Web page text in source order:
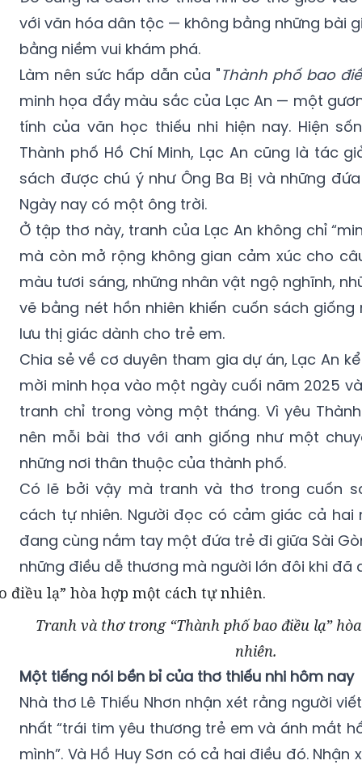
với văn hóa dân tộc — không bằng những bài
bằng niềm vui khám phá.
Làm nên sức hấp dẫn của "Thành phố bao
minh họa đầy màu sắc của Lạc An — một
tính của văn học thiếu nhi hiện nay. Hiện
Thành phố Hồ Chí Minh, Lạc An cũng là tác
sách được chú ý như Ông Ba Bị và những
Ngày nay có một ông trời.
Ở tập thơ này, tranh của Lạc An không chỉ
mà còn mở rộng không gian cảm xúc cho
màu tươi sáng, những nhân vật ngộ nghĩnh,
vẽ bằng nét hồn nhiên khiến cuốn sách
lưu thị giác dành cho trẻ em.
Chia sẻ về cơ duyên tham gia dự án, Lạc An
mời minh họa vào một ngày cuối năm 2025
tranh chỉ trong vòng một tháng. Vì yêu
nên mỗi bài thơ với anh giống như một
những nơi thân thuộc của thành phố.
Có lẽ bởi vậy mà tranh và thơ trong cuốn
cách tự nhiên. Người đọc có cảm giác cả hai
đang cùng nắm tay một đứa trẻ đi giữa Sài
những điều dễ thương mà người lớn đôi khi đã
Tranh và thơ trong “Thành phố bao điều lạ”
nhiên.
Một tiếng nói bền bỉ của thơ thiếu nhi hôm nay
Nhà thơ Lê Thiếu Nhơn nhận xét rằng người
nhất “trái tim yêu thương trẻ em và ánh mắt
mình”. Và Hồ Huy Sơn có cả hai điều đó. Nhận